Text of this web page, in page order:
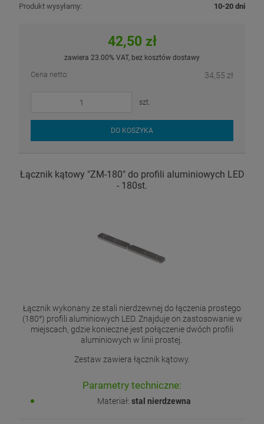
Produkt wysyłamy:
10-20 dni
42,50 zł
zawiera 23.00% VAT, bez kosztów dostawy
Cena netto: 34,55 zł
szt.
DO KOSZYKA
Łącznik kątowy "ZM-180" do profili aluminiowych LED
- 180st.
Łącznik wykonany ze stali nierdzewnej do łączenia prostego
(180°) profili aluminiowych LED. Znajduje on zastosowanie w
miejscach, gdzie konieczne jest połączenie dwóch profili
aluminiowych w linii prostej.
Zestaw zawiera łącznik kątowy.
Parametry techniczne:
Materiał: stal nierdzewna